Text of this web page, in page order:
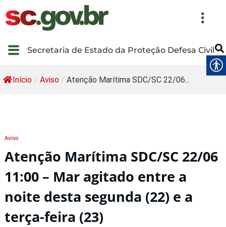
Secretaria de Estado da Proteção Defesa Civil
Início / Aviso / Atenção Marítima SDC/SC 22/06...
Aviso
Atenção Marítima SDC/SC 22/06
11:00 – Mar agitado entre a
noite desta segunda (22) e a
terça-feira (23)